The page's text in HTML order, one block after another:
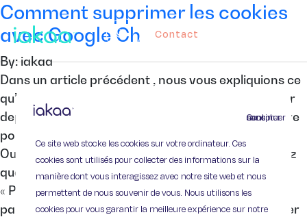
Continuer sans accepter
Ce site web stocke les cookies sur votre ordinateur. Ces
cookies sont utilisés pour collecter des informations sur la
manière dont vous interagissez avec notre site web et nous
permettent de nous souvenir de vous. Nous utilisons les
cookies pour vous garantir la meilleure expérience sur notre
Contact
Comment supprimer les cookies
avec Google Chrome ?
By: iakaa
Dans un article précédent , nous vous expliquions ce
qu’étaient les cookies. Voici comment les supprimer
depuis votre navigateur Google Chrome. Procédure
pour supprimer les cookies avec Google Chrome.
Ouvrez votre navigateur Google Chrome, et cliquez
que l’icône de fonctions : Cliquez ensuite sur
« Paramètres » : Sélectionnez ensuite « Afficher les
paramètres avancés » : Cliquez ensuite sur « Effacer